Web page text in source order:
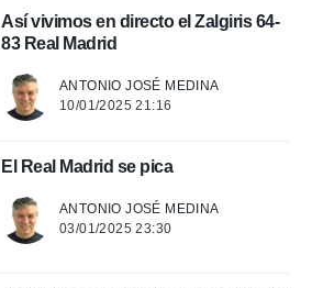
Así vivimos en directo el Zalgiris 64-
83 Real Madrid
ANTONIO JOSÉ MEDINA
10/01/2025 21:16
El Real Madrid se pica
ANTONIO JOSÉ MEDINA
03/01/2025 23:30